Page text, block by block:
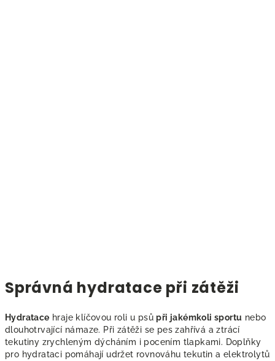
Správná hydratace při zátěži
Hydratace hraje klíčovou roli u psůpři jakémkoli sportu nebo
dlouhotrvající námaze. Při zátěži se pes zahřívá a ztrácí
tekutiny zrychleným dýcháním i pocením tlapkami. Doplňky
pro hydrataci pomáhají udržet rovnováhu tekutin a elektrolytů